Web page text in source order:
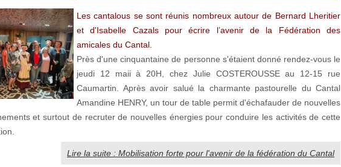
Les cantalous se sont réunis nombreux autour de Bernard Lheritier
et d'Isabelle Cazals pour écrire l’avenir de la Fédération des
amicales du Cantal.
Près d'une cinquantaine de personne s'étaient donné rendez-vous le
jeudi 12 maii à 20H, chez Julie COSTEROUSSE au 12-15 rue
Caumartin. Après avoir salué la charmante pastourelle du Cantal
Amandine HENRY, un tour de table permit d'échafauder de nouvelles
et surtout de recruter de nouvelles énergies pour conduire les activités de cette
Lire la suite : Mobilisation forte pour l'avenir de la fédération du Cantal